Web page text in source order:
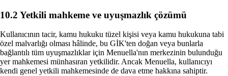
10.2 Yetkili mahkeme ve uyuşmazlık çözümü
Kullanıcının tacir, kamu hukuku tüzel kişisi veya kamu hukukuna tabi
özel malvarlığı olması hâlinde, bu GİK'ten doğan veya bunlarla
bağlantılı tüm uyuşmazlıklar için Menuella'nın merkezinin bulunduğu
yer mahkemesi münhasıran yetkilidir. Ancak Menuella, kullanıcıyı
kendi genel yetkili mahkemesinde de dava etme hakkına sahiptir.